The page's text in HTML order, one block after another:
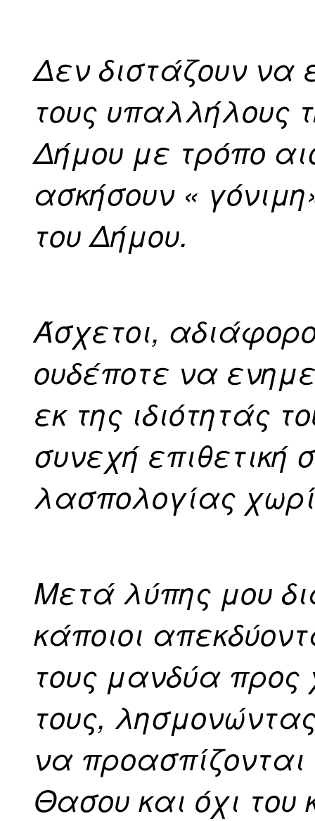
Δεν διστάζουν να
τους υπαλλήλους
Δήμου με τρόπο
ασκήσουν «
του Δήμου.
Άσχετοι,
ουδέποτε να
εκ της ιδιότητάς
συνεχή
λασπολογίας
Μετά λύπης μου
κάποιοι
τους μανδύα προς
τους,
να
Θασου και όχι